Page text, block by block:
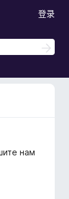
登录
搜
索
нам